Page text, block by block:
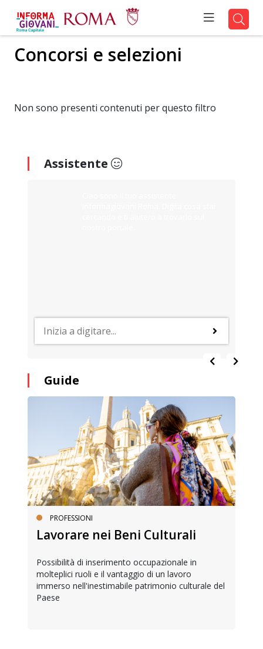
Concorsi e selezioni
Non sono presenti contenuti per questo filtro
Assistente
Guide
PROFESSIONI
Lavorare nei Beni Culturali
Possibilità di inserimento occupazionale in
molteplici ruoli e il vantaggio di un lavoro
immerso nell'inestimabile patrimonio culturale del
Paese